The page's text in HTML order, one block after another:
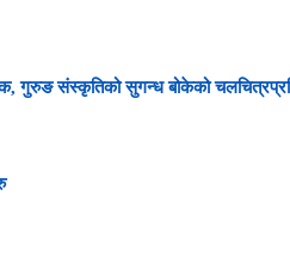
गुरुङ संस्कृतिको सुगन्ध बोकेको